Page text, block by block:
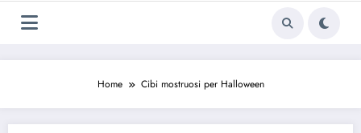
Home Cibi mostruosi per Halloween